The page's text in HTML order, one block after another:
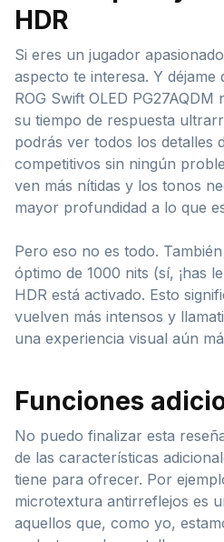
HDR
Si eres un jugador
aspecto te interesa. Y déjame
ROG Swift OLED
su tiempo de respuesta
podrás ver todos los detalles
competitivos sin ningún
ven más nítidas y los tonos
mayor profundidad a lo que
Pero eso no es todo.
óptimo de 1000 nits (sí, ¡has
HDR está activado. Esto
vuelven más intensos y
una experiencia visual aún
Funciones
No puedo finalizar esta
de las características
tiene para ofrecer. Por
microtextura antirreflejos es
aquellos que, como yo,